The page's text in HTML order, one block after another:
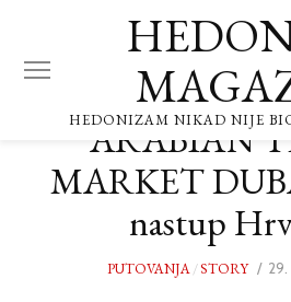
HEDONIZAM NIKAD NIJE
ARABIAN
MARKET
nastup
PUTOVANJA/STORY 29.